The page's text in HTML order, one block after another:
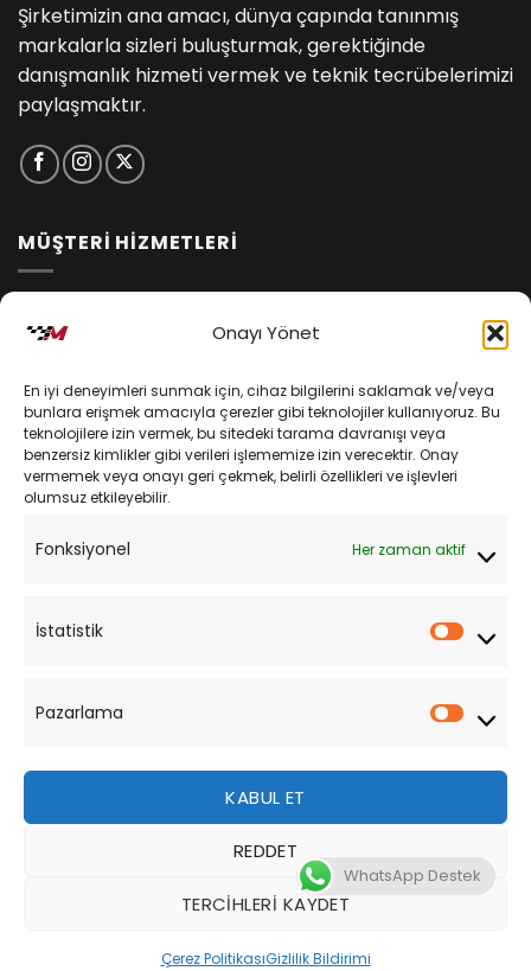
Onayı Yönet
En iyi deneyimleri sunmak için, cihaz bilgilerini saklamak ve/veya
bunlara erişmek amacıyla çerezler gibi teknolojiler kullanıyoruz. Bu
teknolojilere izin vermek, bu sitedeki tarama davranışı veya
benzersiz kimlikler gibi verileri işlememize izin verecektir. Onay
vermemek veya onayı geri çekmek, belirli özellikleri ve işlevleri
olumsuz etkileyebilir.
Fonksiyonel Her zaman aktif
İstatistik
Pazarlama
KABUL ET
REDDET
TERCIHLERI KAYDET
Çerez PolitikasıGizlilik Bildirimi
Şirketimizin ana amacı, dünya çapında tanınmış
markalarla sizleri buluşturmak, gerektiğinde
danışmanlık hizmeti vermek ve teknik tecrübelerimizi
paylaşmaktır.
MÜŞTERİ HİZMETLERİ
Kişisel Verilerin Korunması
Mesafeli Satış Sözleşmesi
Sipariş Takibi
Bu site, size daha iyi bir tarama deneyimi sunmak için
çerezler kullanmaktadır. Bu web sitesinde gezinerek,
çerez kullanımımızı kabul etmiş olursunuz.
DAHA FAZLA BILGI KABUL ET
WhatsApp Destek